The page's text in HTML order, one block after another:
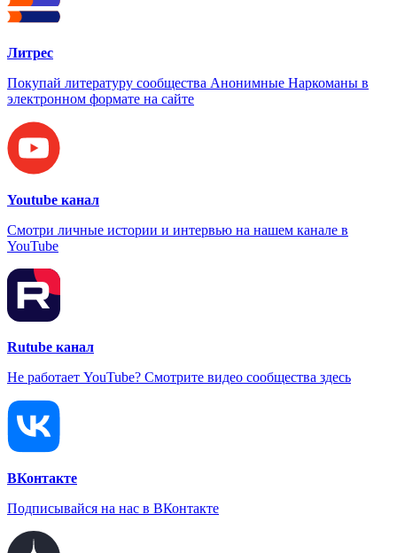
Литрес
Покупай литературу сообщества Анонимные Наркоманы в
электронном формате на сайте
Youtube канал
Смотри личные истории и интервью на нашем канале в
YouTube
Rutube канал
Не работает YouTube? Смотрите видео сообщества здесь
ВКонтакте
Подписывайся на нас в ВКонтакте